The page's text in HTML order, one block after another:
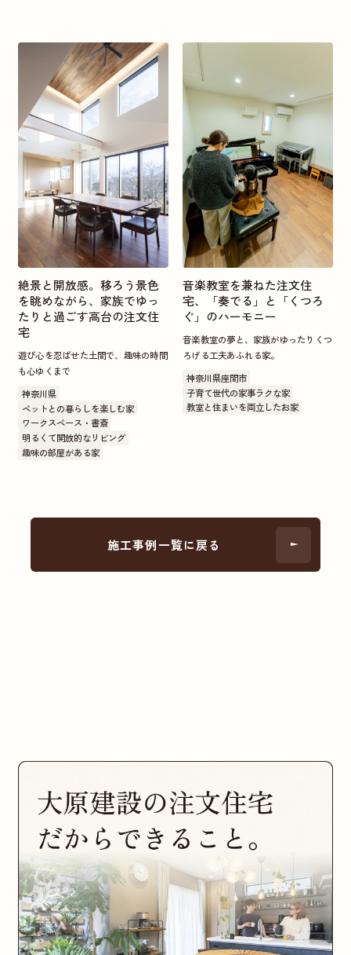
絶景と開放感。移ろう景色
を眺めながら、家族でゆっ
たりと過ごす高台の注文住
宅
遊び心を忍ばせた土間で、趣味の時間
も心ゆくまで
神奈川県
ペットとの暮らしを楽しむ家
ワークスペース・書斎
明るくて開放的なリビング
趣味の部屋がある家
音楽教室を兼ねた注文住
宅、「奏でる」と「くつろ
ぐ」のハーモニー
音楽教室の夢と、家族がゆったりくつ
ろげる工夫あふれる家。
神奈川県座間市
子育て世代の家事ラクな家
教室と住まいを両立したお家
施工事例一覧に戻る